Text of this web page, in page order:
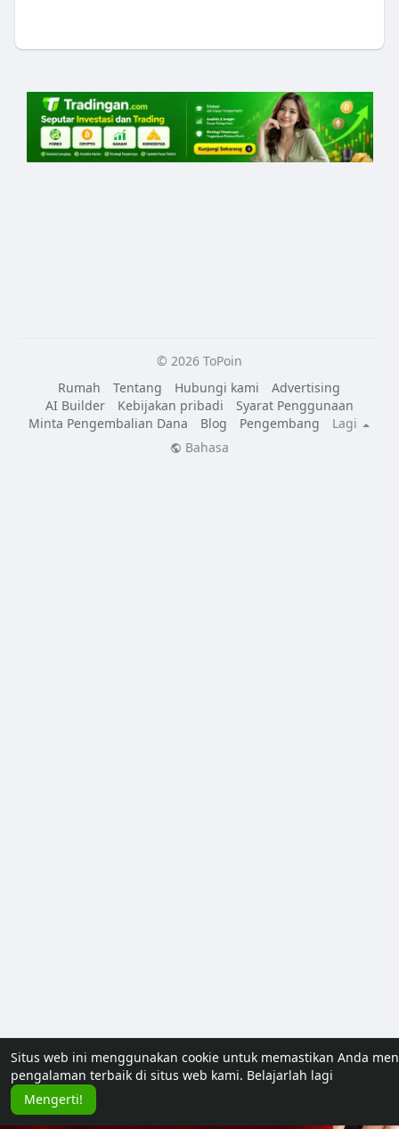
Situs web ini menggunakan cookie untuk memastikan Anda
pengalaman terbaik di situs web kami. Belajarlah lagi
Mengerti!
© 2026 ToPoin
Rumah
Tentang Hubungi kami
Advertising
AI Builder
Kebijakan pribadi
Syarat Penggunaan
Minta Pengembalian Dana
Blog Pengembang
Lagi
Bahasa